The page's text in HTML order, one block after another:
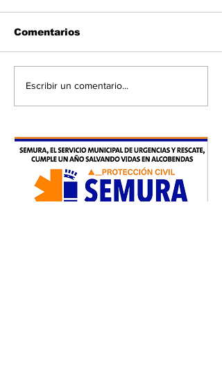
Comentarios
Escribir un comentario...